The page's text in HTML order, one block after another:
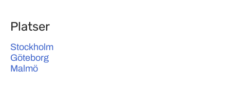
Platser
Stockholm
Göteborg
Malmö